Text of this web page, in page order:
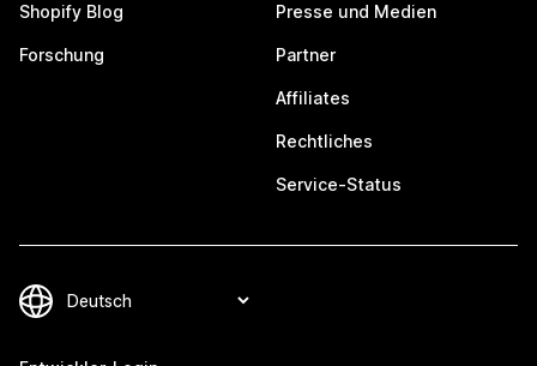
Shopify Blog
Forschung
Presse und Medien
Partner
Affiliates
Rechtliches
Service-Status